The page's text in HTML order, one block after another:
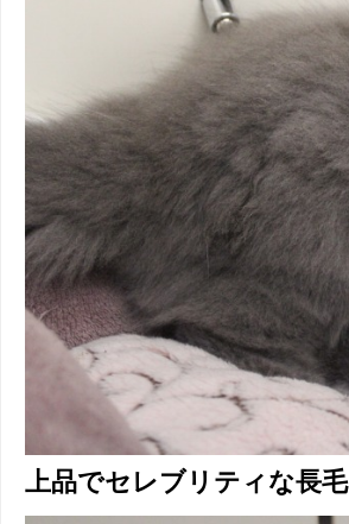
上品でセレブリティな長毛